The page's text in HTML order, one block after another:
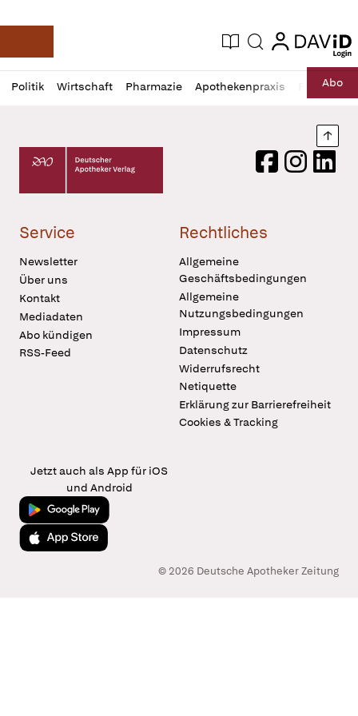
Deutsche Apotheker Zeitung
Aktuelle Ausgabe
Suche login
login
Politik Wirtschaft Pharmazie Apothekenpraxis RechtAbo
Profil
öffnen
Daz
Pur
Deutscher Apotheker Verlag Logo
FacebookInstagram
Service
Newsletter
Über uns
Kontakt
Mediadaten
Abo kündigen
RSS-Feed
Rechtliches
Allgemeine
Geschäftsbedingungen
Allgemeine
Nutzungsbedingungen
Impressum
Datenschutz
Widerrufsrecht
Netiquette
Erklärung zur Barrierefreiheit
Cookies & Tracking
Jetzt auch als App für iOS
und Android
Jetzt bei Google Play
Laden im App Store
© 2026 Deutsche Apotheker Zeitung